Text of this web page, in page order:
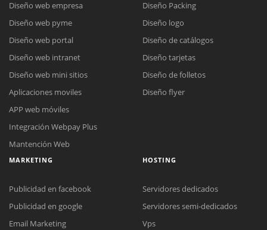
Diseño web empresa
Diseño web pyme
Diseño web portal
Diseño web intranet
Diseño web mini sitios
Aplicaciones moviles
APP web móviles
Integración Webpay Plus
Mantención Web
Diseño Packing
Diseño logo
Diseño de catálogos
Diseño tarjetas
Diseño de folletos
Diseño flyer
MARKETING
Publicidad en facebook
Publicidad en google
Email Marketing
HOSTING
Servidores dedicados
Servidores semi-dedicados
Vps